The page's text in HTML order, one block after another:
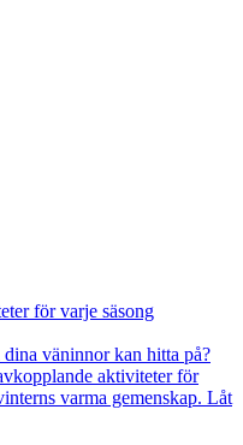
för varje säsong
väninnor kan hitta på?
aktiviteter för
varma gemenskap. Låt